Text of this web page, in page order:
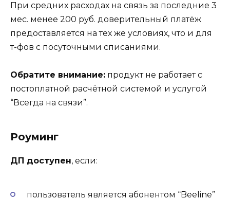
При средних расходах на связь за последние 3
мес. менее 200 руб. доверительный платёж
предоставляется на тех же условиях, что и для
т-фов с посуточными списаниями.
Обратите внимание: продукт не работает с
постоплатной расчётной системой и услугой
“Всегда на связи”.
Роуминг
ДП доступен, если:
пользователь является абонентом “Beeline”